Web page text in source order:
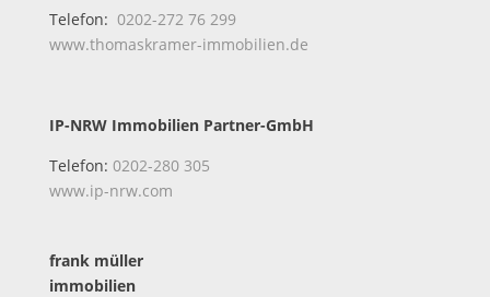
Telefon: 0202-272 76 299
www.thomaskramer-immobilien.de
IP-NRW Immobilien Partner-GmbH
Telefon: 0202-280 305
www.ip-nrw.com
frank müller
immobilien